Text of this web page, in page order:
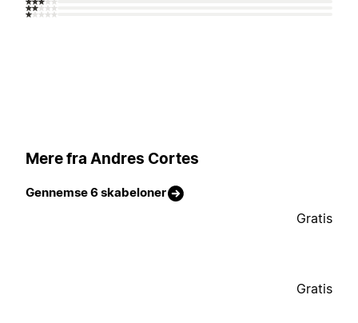
Mere fra Andres Cortes
Gennemse 6 skabeloner
Gratis
Gratis